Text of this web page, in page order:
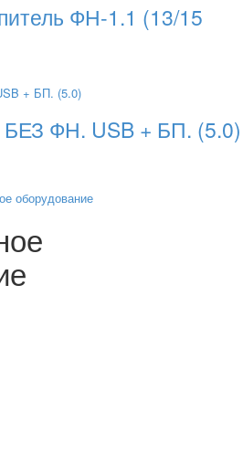
ФН-1.1 (13/15
ФН. USB + БП. (5.0)
оборудование